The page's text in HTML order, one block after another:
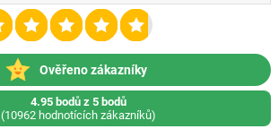
Ověřeno zákazníky
4.95 bodů z 5 bodů
(10962 hodnotících zákazníků)